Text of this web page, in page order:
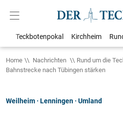
Teckbotenpokal Kirchheim
Home Nachrichten Rund um die
Bahnstrecke nach Tübingen stärken
Weilheim · Lenningen · Umland